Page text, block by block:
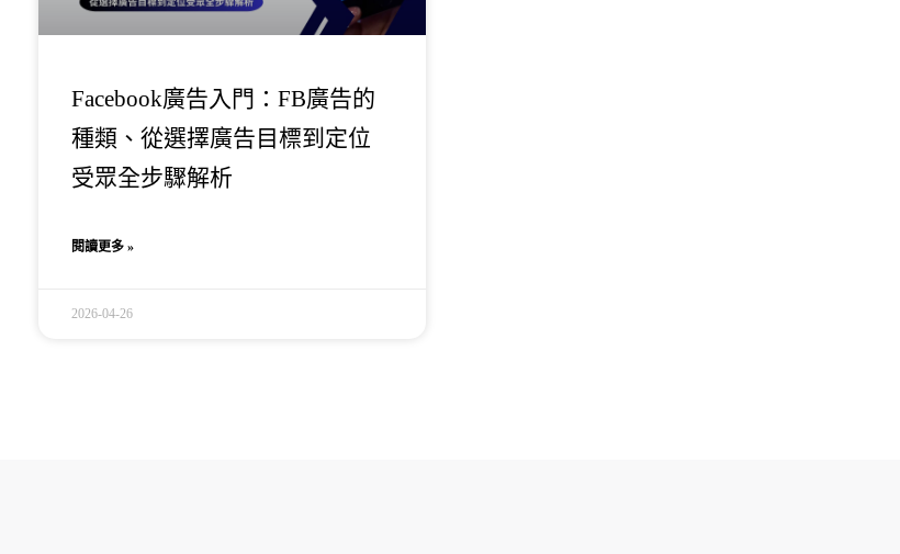
Facebook廣告入門：FB廣告的
種類、從選擇廣告目標到定位
受眾全步驟解析
閱讀更多 »
2026-04-26